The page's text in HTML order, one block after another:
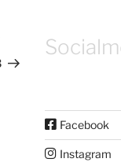
Nächster
Beitrag
Facebook
Instagram